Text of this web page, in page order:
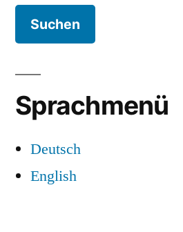
Sprachmenü
Deutsch
English